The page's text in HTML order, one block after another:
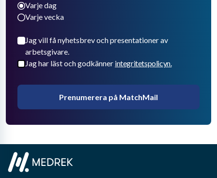
Varje dag
Varje vecka
Jag vill få nyhetsbrev och presentationer av
arbetsgivare.
Jag har läst och godkänner integritetspolicyn.
Prenumerera på MatchMail